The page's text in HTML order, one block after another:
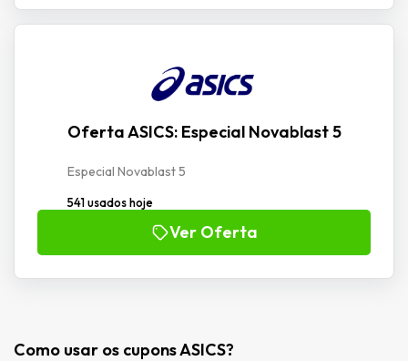
Oferta ASICS: Especial Novablast 5
Especial Novablast 5
541 usados hoje
Ver Oferta
Como usar os cupons ASICS?